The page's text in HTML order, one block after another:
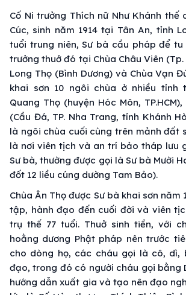
Cố Ni trưởng Thích nữ Như Khánh thế
Cúc, sinh năm 1914 tại Tân An, tỉnh
tuổi trung niên, Sư bà cầu pháp để tu
trưởng thuở đó tại Chùa Châu Viên (Tp.
Long Thọ (Bình Dương) và Chùa Vạn
khai sơn 10 ngôi chùa ở nhiều tỉnh
Quang Thọ (huyện Hóc Môn,
(Cầu Đá, TP. Nha Trang, tỉnh Khánh
là ngôi chùa cuối cùng trên mảnh đất
là nơi viên tịch và an trí bảo tháp lưu
Sư bà, thường được gọi là Sư bà Mười
đốt 12 liều cúng dường Tam Bảo).
Chùa Ân Thọ được Sư bà khai sơn năm
tập, hành đạo đến cuối đời và viên
trụ thế 77 tuổi. Thuở sinh tiền, với
hoằng dương Phật pháp nên trước
cho dòng họ, các cháu gọi là cô, dì,
đạo, trong đó có người cháu gọi bằng
hướng dẫn xuất gia và tạo nên đạo